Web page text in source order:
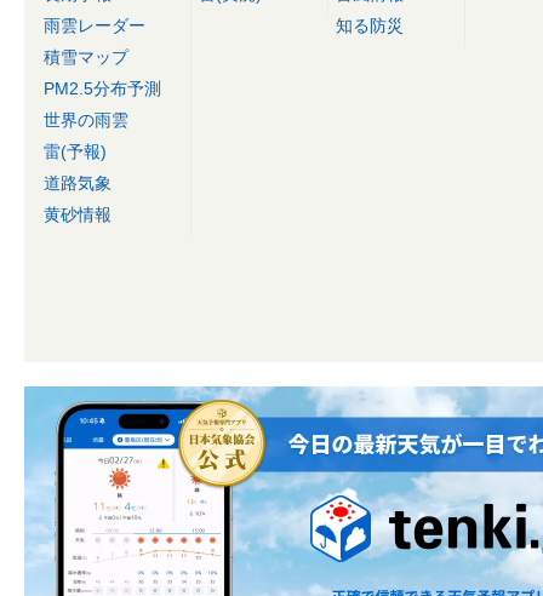
雨雲レーダー
積雪マップ
PM2.5分布予測
世界の雨雲
雷(予報)
道路気象
黄砂情報
知る防災